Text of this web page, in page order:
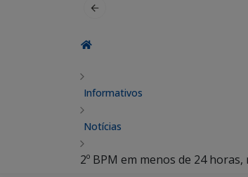
Informativos
Notícias
2º BPM em menos de 24